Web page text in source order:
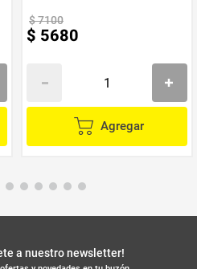
$7100
$ 5680
Agregar
a nuestro newsletter!